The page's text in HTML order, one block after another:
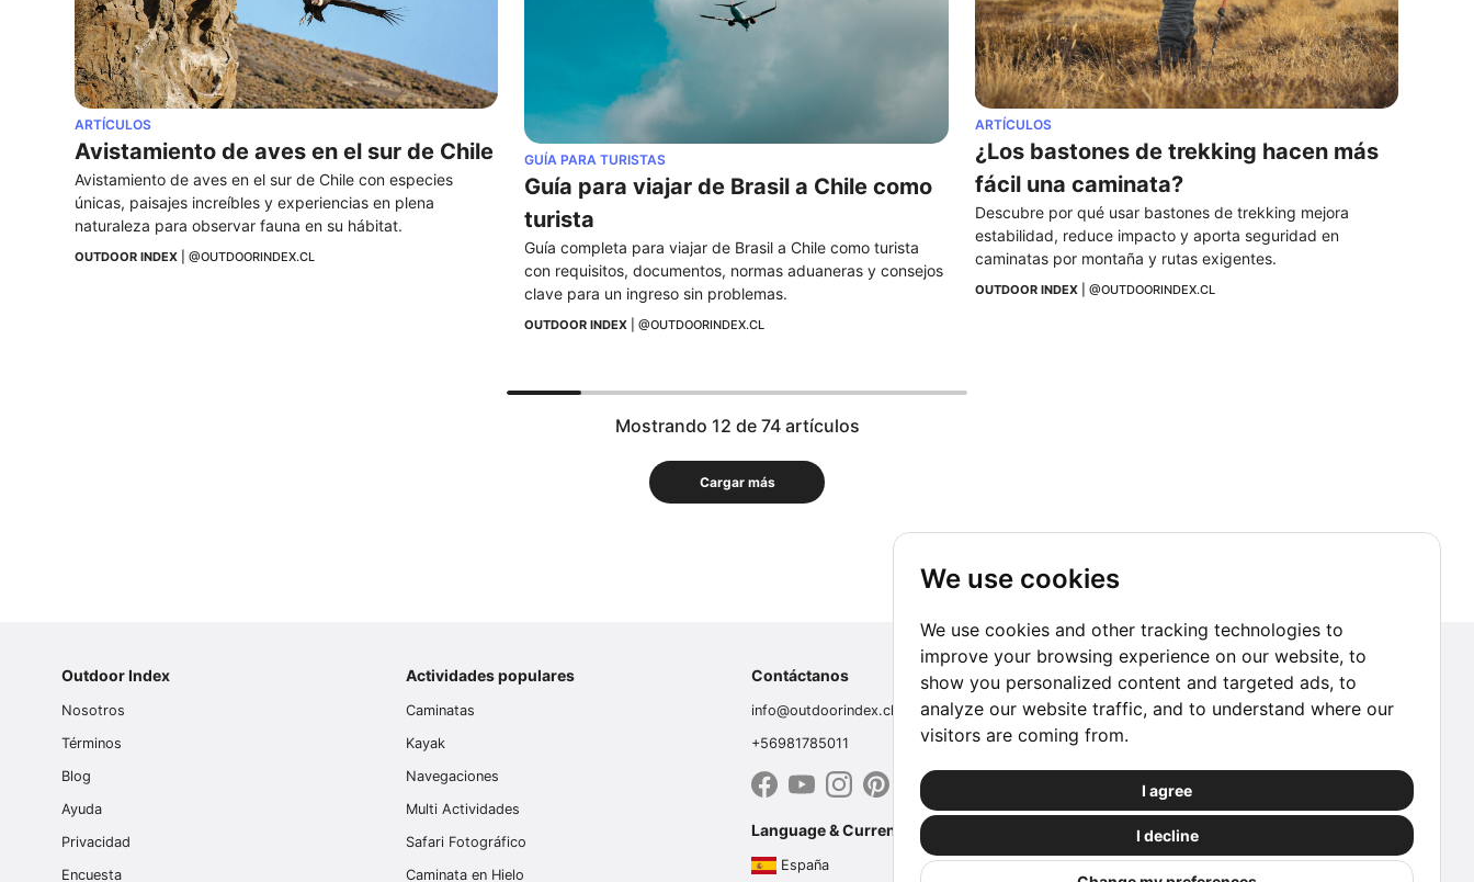
We use cookies
We use cookies and other tracking technologies to
improve your browsing experience on our website, to
show you personalized content and targeted ads, to
analyze our website traffic, and to understand where our
visitors are coming from.
I agree
I decline
ARTÍCULOS
Avistamiento de aves en el sur de Chile
Avistamiento de aves en el sur de Chile con especies
únicas, paisajes increíbles y experiencias en plena
naturaleza para observar fauna en su hábitat.
OUTDOOR INDEX @OUTDOORINDEX.CL
GUÍA PARA TURISTAS
Guía para viajar de Brasil a Chile como
turista
Guía completa para viajar de Brasil a Chile como turista
con requisitos, documentos, normas aduaneras y consejos
clave para un ingreso sin problemas.
OUTDOOR INDEX | @OUTDOORINDEX.CL
ARTÍCULOS
¿Los bastones de trekking hacen más
fácil una caminata?
Descubre por qué usar bastones de trekking mejora
estabilidad, reduce impacto y aporta seguridad en
caminatas por montaña y rutas exigentes.
OUTDOOR INDEX | @OUTDOORINDEX.CL
Mostrando 12 de 74 artículos
Cargar más
Outdoor Index
Nosotros
Términos
Blog
Ayuda
Privacidad
Encuesta
Actividades populares
Caminatas
Kayak
Navegaciones
Multi Actividades
Safari Fotográfico
Caminata en Hielo
Contáctanos
info@outdoorindex.cl
+56981785011
Language & Currency
España
Suscríbete a nuestro Newsletter
Ir a suscribirme
Reserva con Confianza
Las reservas procesadas a través de este sitio
web están protegidas por nuestros socios.